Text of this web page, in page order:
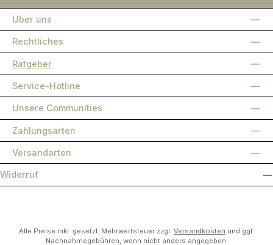
Über uns
Rechtliches
Ratgeber
Service-Hotline
Unsere Communities
Zahlungsarten
Versandarten
Widerruf
Alle Preise inkl. gesetzl. Mehrwertsteuer zzgl. Versandkosten und ggf.
Nachnahmegebühren, wenn nicht anders angegeben.